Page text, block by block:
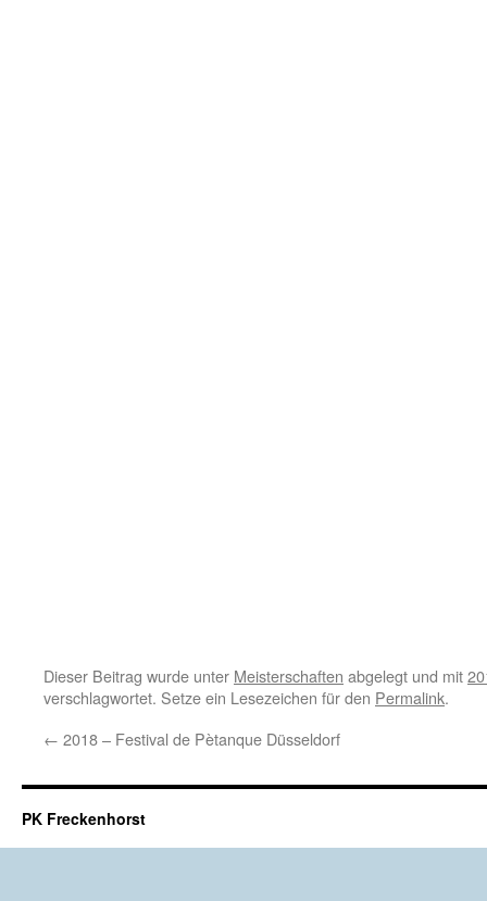
Dieser Beitrag wurde unter Meisterschaften abgelegt und mit
verschlagwortet. Setze ein Lesezeichen für den Permalink.
← 2018 – Festival de Pètanque Düsseldorf
PK Freckenhorst